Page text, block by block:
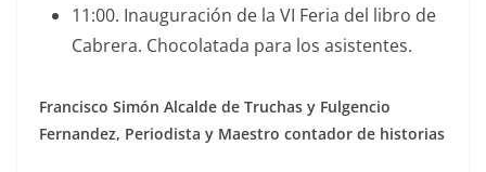
11:00. Inauguración de la VI Feria del libro de
Cabrera. Chocolatada para los asistentes.
Francisco Simón Alcalde de Truchas y Fulgencio
Fernandez, Periodista y Maestro contador de historias